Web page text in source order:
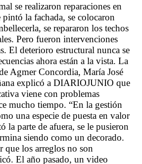
se realizaron reparaciones en
pintó la fachada, se colocaron
se repararon los techos
Pero fueron intervenciones
El deterioro estructural nunca se
ahora están a la vista. La
Agmer Concordia, María José
explicó a DIARIOJUNIO que
viene con problemas
mucho tiempo. “En la gestión
una especie de puesta en valor
la parte de afuera, se le pusieron
siendo como un decorado.
que los arreglos no son
El año pasado, un video